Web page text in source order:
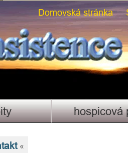
Domovská stránka
hospicová
«